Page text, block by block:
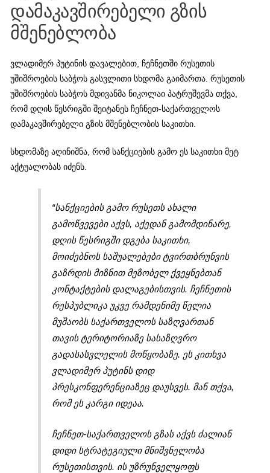
დამაკავშირებელი გზის
მშენებლობა
ვლადიმერ პუტინის დავალებით, ჩეჩნეთში რუსეთის
უშიშროების საბჭოს გასვლითი სხდომა გაიმართა. რუსეთის
უშიშროების საბჭოს მდივანმა ნიკოლაი პატრუშევმა თქვა,
რომ დღის წესრიგში შეიტანეს ჩეჩნეთ-საქართველოს
დამაკავშირებელი გზის მშენებლობის საკითხი.
სხდომაზე აღინიშნა, რომ სანქციების გამო ეს საკითხი მეტ
აქტუალობას იძენს.
“სანქციების გამო რუსეთს ახალი
გამოწვევები აქვს, აქედან გამომდინარე,
დღის წესრიგში დგება საკითხი,
მოიძებნოს საშუალებები ტვირთბრუნვის
გაზრდის მიზნით მეზობელ ქვეყნებთან
კონტაქტების დალაგებისთვის. ჩეჩნეთის
რესპუბლიკა უკვე რამდენიმე წელია
მუშაობს საქართველოს საზღვართან
თავის ტერიტორიაზე სასაზღვრო
გადასასვლელის მოწყობაზე. ეს კითხვა
ვლადიმერ პუტინს დიდ
პრესკონფერენციაზეც დაუსვეს. მან თქვა,
რომ ეს კარგი იდეაა.
ჩეჩნეთ-საქართველოს გზას აქვს ძალიან
დიდი სტრატეგიული მნიშვნელობა
რუსეთისთვის. ის უზრუნველყოფს